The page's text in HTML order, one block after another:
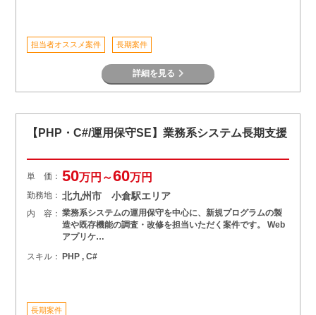
担当者オススメ案件 長期案件
詳細を見る
【PHP・C#/運用保守SE】業務系システム長期支援
単 価： 50万円～60万円
勤務地： 北九州市 小倉駅エリア
内 容： 業務系システムの運用保守を中心に、新規プログラムの製
造や既存機能の調査・改修を担当いただく案件です。 Web
アプリケ…
スキル： PHP , C#
長期案件